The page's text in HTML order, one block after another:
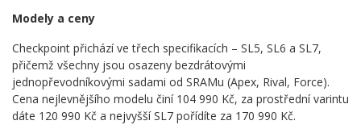
Modely a ceny
Checkpoint přichází ve třech specifikacích – SL5, SL6 a SL7,
přičemž všechny jsou osazeny bezdrátovými
jednopřevodníkovými sadami od SRAMu (Apex, Rival, Force).
Cena nejlevnějšího modelu činí 104 990 Kč, za prostřední varintu
dáte 120 990 Kč a nejvyšší SL7 pořídíte za 170 990 Kč.